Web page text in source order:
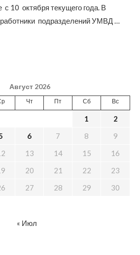
с 10 октября текущего года. В
подразделений УМВД …
Август 2026
Чт Пт Сб Вс
1
2
6 7 8
9
13 14 15
16
20 21 22
23
27 28 29
30
« Июл